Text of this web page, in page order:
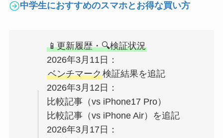
中学生におすすめのスマホとお得な買い方
📱更新履歴・🔍検証状況
2026年3月11日：
ベンチマーク検証結果を追記
2026年3月12日：
比較記事（vs iPhone17 Pro）
比較記事（vs iPhone Air）を追記
2026年3月17日：